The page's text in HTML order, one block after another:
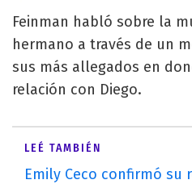
Feinman habló sobre la
hermano a través de un
sus más allegados en
relación con Diego.
LEÉ TAMBIÉN
Emily Ceco confirmó su